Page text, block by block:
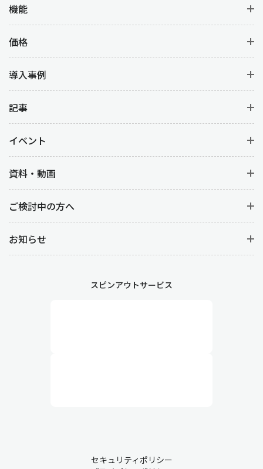
機能
価格
導入事例
記事
イベント
資料・動画
ご検討中の方へ
お知らせ
スピンアウトサービス
セキュリティポリシー